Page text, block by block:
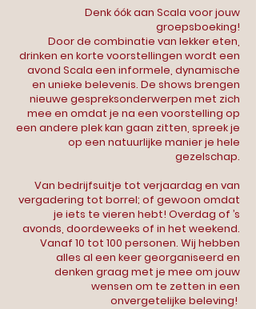
Denk óók aan Scala voor jouw
groepsboeking!
Door de combinatie van lekker eten,
drinken en korte voorstellingen wordt een
avond Scala een informele, dynamische
en unieke belevenis. De shows brengen
nieuwe gespreksonderwerpen met zich
mee en omdat je na een voorstelling op
een andere plek kan gaan zitten, spreek je
op een natuurlijke manier je hele
gezelschap.
Van bedrijfsuitje tot verjaardag en van
vergadering tot borrel; of gewoon omdat
je iets te vieren hebt! Overdag of ’s
avonds, doordeweeks of in het weekend.
Vanaf 10 tot 100 personen. Wij hebben
alles al een keer georganiseerd en
denken graag met je mee om jouw
wensen om te zetten in een
onvergetelijke beleving!